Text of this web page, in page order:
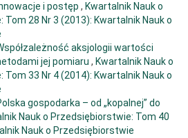
i postęp , Kwartalnik Nauk o
28 Nr 3 (2013): Kwartalnik Nauk o
aksjologii wartości
jej pomiaru , Kwartalnik Nauk o
33 Nr 4 (2014): Kwartalnik Nauk o
gospodarka – od „kopalnej” do
Nauk o Przedsiębiorstwie: Tom 40
Nauk o Przedsiębiorstwie